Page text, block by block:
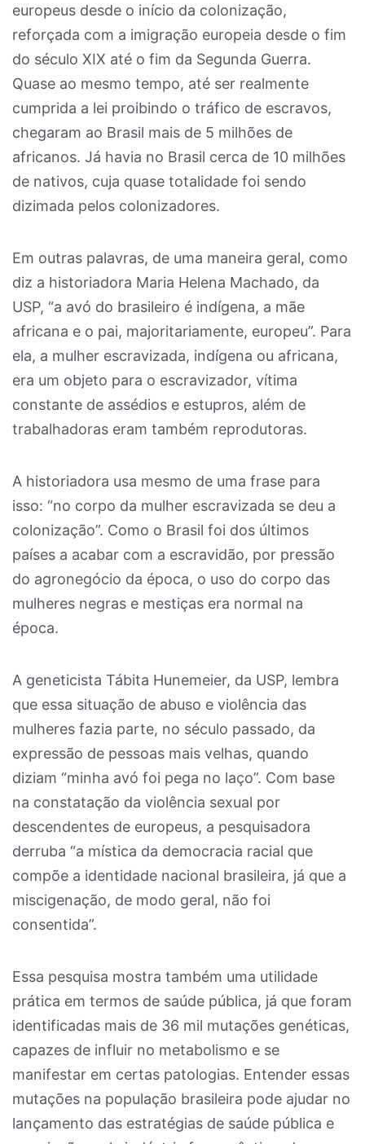
europeus desde o início da colonização,
reforçada com a imigração europeia desde o fim
do século XIX até o fim da Segunda Guerra.
Quase ao mesmo tempo, até ser realmente
cumprida a lei proibindo o tráfico de escravos,
chegaram ao Brasil mais de 5 milhões de
africanos. Já havia no Brasil cerca de 10 milhões
de nativos, cuja quase totalidade foi sendo
dizimada pelos colonizadores.
Em outras palavras, de uma maneira geral, como
diz a historiadora Maria Helena Machado, da
USP, “a avó do brasileiro é indígena, a mãe
africana e o pai, majoritariamente, europeu”. Para
ela, a mulher escravizada, indígena ou africana,
era um objeto para o escravizador, vítima
constante de assédios e estupros, além de
trabalhadoras eram também reprodutoras.
A historiadora usa mesmo de uma frase para
isso: “no corpo da mulher escravizada se deu a
colonização”. Como o Brasil foi dos últimos
países a acabar com a escravidão, por pressão
do agronegócio da época, o uso do corpo das
mulheres negras e mestiças era normal na
época.
A geneticista Tábita Hunemeier, da USP, lembra
que essa situação de abuso e violência das
mulheres fazia parte, no século passado, da
expressão de pessoas mais velhas, quando
diziam “minha avó foi pega no laço”. Com base
na constatação da violência sexual por
descendentes de europeus, a pesquisadora
derruba “a mística da democracia racial que
compõe a identidade nacional brasileira, já que a
miscigenação, de modo geral, não foi
consentida”.
Essa pesquisa mostra também uma utilidade
prática em termos de saúde pública, já que foram
identificadas mais de 36 mil mutações genéticas,
capazes de influir no metabolismo e se
manifestar em certas patologias. Entender essas
mutações na população brasileira pode ajudar no
lançamento das estratégias de saúde pública e